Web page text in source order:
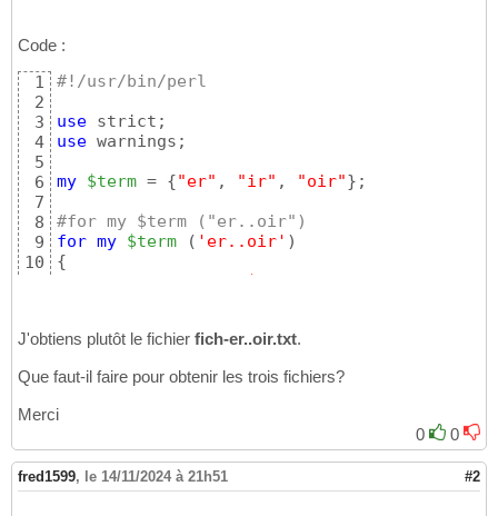
Code :
1
2
3
4
5
6
7
8
9
10
#!/usr/bin/perl
use
use warnings;
my $term = {"er" , "ir" , "oir"} ;
#for my $term ("er..oir")
for my $term ( 'er..oir' )
{
J'obtiens plutôt le fichier fich-er..oir.txt.
Que faut-il faire pour obtenir les trois fichiers?
Merci
0
0
fred1599, le 14/11/2024 à 21h51 #2